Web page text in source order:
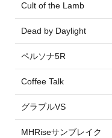
Cult of the Lamb
Dead by Daylight
ペルソナ5R
Coffee Talk
グラブルVS
MHRiseサンブレイク